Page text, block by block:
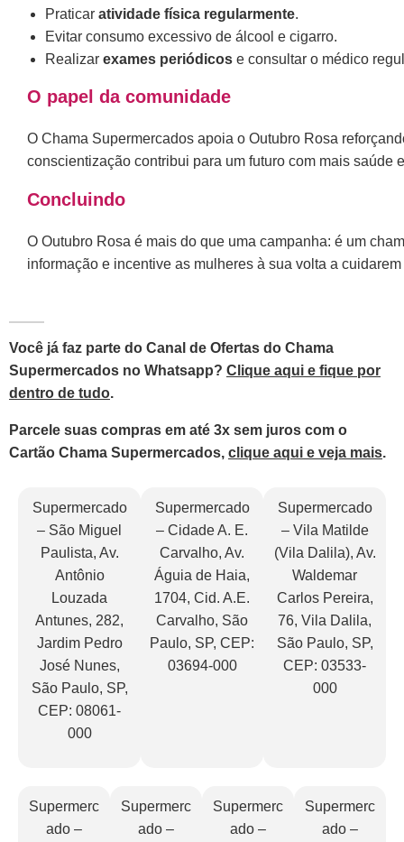
Praticar atividade física regularmente.
Evitar consumo excessivo de álcool e cigarro.
Realizar exames periódicos e consultar o médico
O papel da comunidade
O Chama Supermercados apoia o Outubro Rosa
conscientização contribui para um futuro com mais saúde
Concluindo
O Outubro Rosa é mais do que uma campanha: é um
informação e incentive as mulheres à sua volta a
Você já faz parte do Canal de Ofertas do Chama
Supermercados no Whatsapp? Clique aqui e fique por
dentro de tudo.
Parcele suas compras em até 3x sem juros com o
Cartão Chama Supermercados, clique aqui e veja mais.
Supermercado
– São Miguel
Paulista, Av.
Antônio
Louzada
Antunes, 282,
Jardim Pedro
José Nunes,
São Paulo, SP,
CEP: 08061-
000
Supermercado
– Cidade A. E.
Carvalho, Av.
Águia de Haia,
1704, Cid. A.E.
Carvalho, São
Paulo, SP, CEP:
03694-000
Supermercado
– Vila Matilde
(Vila Dalila), Av.
Waldemar
Carlos Pereira,
76, Vila Dalila,
São Paulo, SP,
CEP: 03533-
000
Supermerc
ado –
Supermerc
ado –
Supermerc
ado –
Supermerc
ado –